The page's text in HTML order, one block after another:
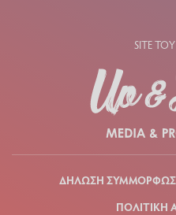
SITE
ΔΗΛΩΣΗ
ΠΟΛΙΤΙΚΗ